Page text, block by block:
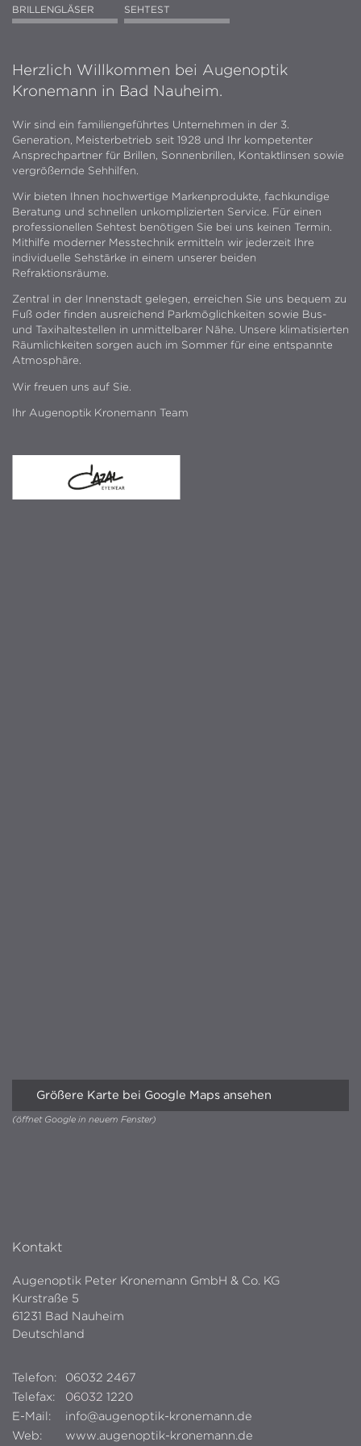
BRILLENGLÄSER SEHTEST
Herzlich Willkommen bei Augenoptik
Kronemann in Bad Nauheim.
Wir sind ein familiengeführtes Unternehmen in der 3.
Generation, Meisterbetrieb seit 1928 und Ihr kompetenter
Ansprechpartner für Brillen, Sonnenbrillen, Kontaktlinsen sowie
vergrößernde Sehhilfen.
Wir bieten Ihnen hochwertige Markenprodukte, fachkundige
Beratung und schnellen unkomplizierten Service. Für einen
professionellen Sehtest benötigen Sie bei uns keinen Termin.
Mithilfe moderner Messtechnik ermitteln wir jederzeit Ihre
individuelle Sehstärke in einem unserer beiden
Refraktionsräume.
Zentral in der Innenstadt gelegen, erreichen Sie uns bequem zu
Fuß oder finden ausreichend Parkmöglichkeiten sowie Bus-
und Taxihaltestellen in unmittelbarer Nähe. Unsere klimatisierten
Räumlichkeiten sorgen auch im Sommer für eine entspannte
Atmosphäre.
Wir freuen uns auf Sie.
Ihr Augenoptik Kronemann Team
Größere Karte bei Google Maps ansehen
(öffnet Google in neuem Fenster)
Kontakt
Augenoptik Peter Kronemann GmbH & Co. KG
Kurstraße 5
61231 Bad Nauheim
Deutschland
Telefon:
06032 2467
Telefax:
06032 1220
E-Mail:
info@augenoptik-kronemann.de
Web:
www.augenoptik-kronemann.de